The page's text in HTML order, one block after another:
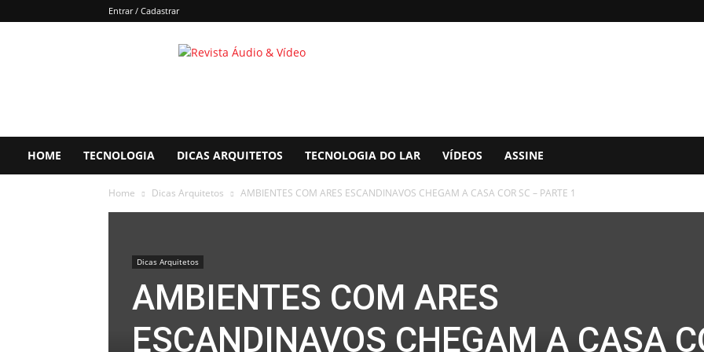
Entrar / Cadastrar
HOME TECNOLOGIA DICAS ARQUITETOS TECNOLOGIA DO LAR VÍDEOS ASSINE
Home Dicas Arquitetos AMBIENTES COM ARES ESCANDINAVOS CHEGAM A CASA COR SC – PARTE 1
Dicas Arquitetos
AMBIENTES COM ARES
ESCANDINAVOS CHEGAM A CASA